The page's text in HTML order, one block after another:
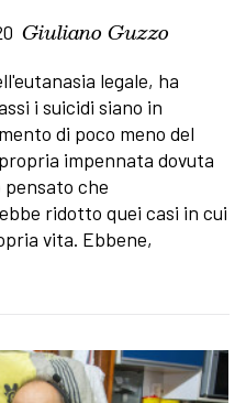
Giuliano Guzzo
legale, ha
i suicidi siano in
di poco meno del
impennata dovuta
che
ridotto quei casi in cui
vita. Ebbene,